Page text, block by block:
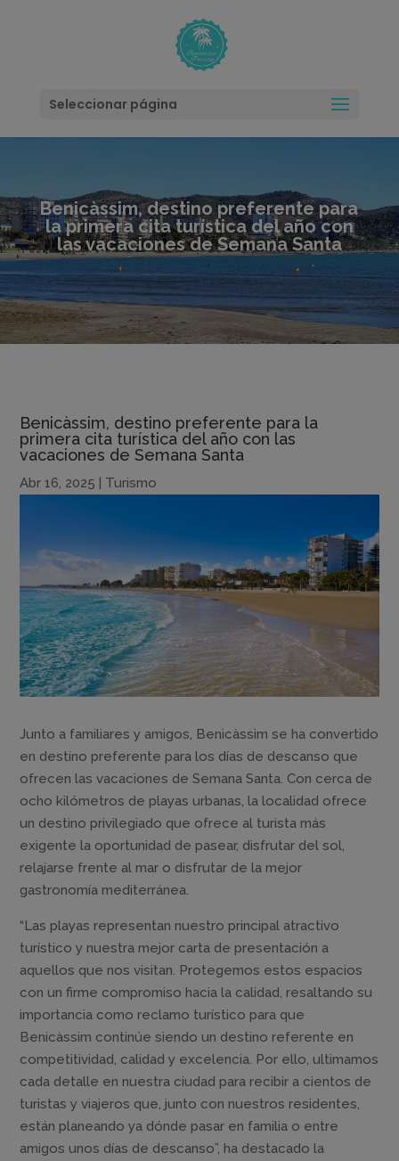
Seleccionar página
Benicàssim, destino preferente para
la primera cita turística del año con
las vacaciones de Semana Santa
Benicàssim, destino preferente para la
primera cita turística del año con las
vacaciones de Semana Santa
Abr 16, 2025 | Turismo
Junto a familiares y amigos, Benicàssim se ha convertido
en destino preferente para los días de descanso que
ofrecen las vacaciones de Semana Santa. Con cerca de
ocho kilómetros de playas urbanas, la localidad ofrece
un destino privilegiado que ofrece al turista más
exigente la oportunidad de pasear, disfrutar del sol,
relajarse frente al mar o disfrutar de la mejor
gastronomía mediterránea.
“Las playas representan nuestro principal atractivo
turístico y nuestra mejor carta de presentación a
aquellos que nos visitan. Protegemos estos espacios
con un firme compromiso hacia la calidad, resaltando su
importancia como reclamo turístico para que
Benicàssim continúe siendo un destino referente en
competitividad, calidad y excelencia. Por ello, ultimamos
cada detalle en nuestra ciudad para recibir a cientos de
turistas y viajeros que, junto con nuestros residentes,
están planeando ya dónde pasar en familia o entre
amigos unos días de descanso”, ha destacado la